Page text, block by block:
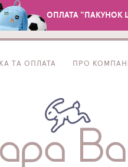
ОПЛАТА "ПАКУНОК
ТА ОПЛАТА ПРО